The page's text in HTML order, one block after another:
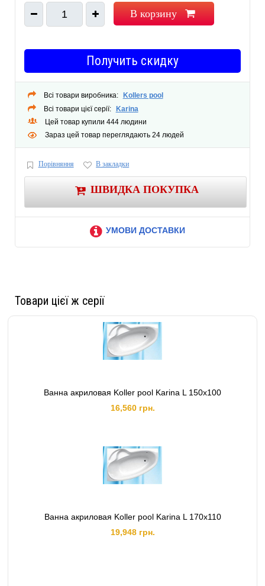
1 В корзину
Получить скидку
Всі товари виробника:
Kollers pool
Всі товари цієї серії:
Karina
Цей товар купили 444 людини
Зараз цей товар переглядають 24 людей
Порівняння В закладки
ШВИДКА ПОКУПКА
УМОВИ ДОСТАВКИ
Товари цієї ж серії
Ванна акриловая Koller pool Karina L 150x100
16,560 грн.
Ванна акриловая Koller pool Karina L 170x110
19,948 грн.